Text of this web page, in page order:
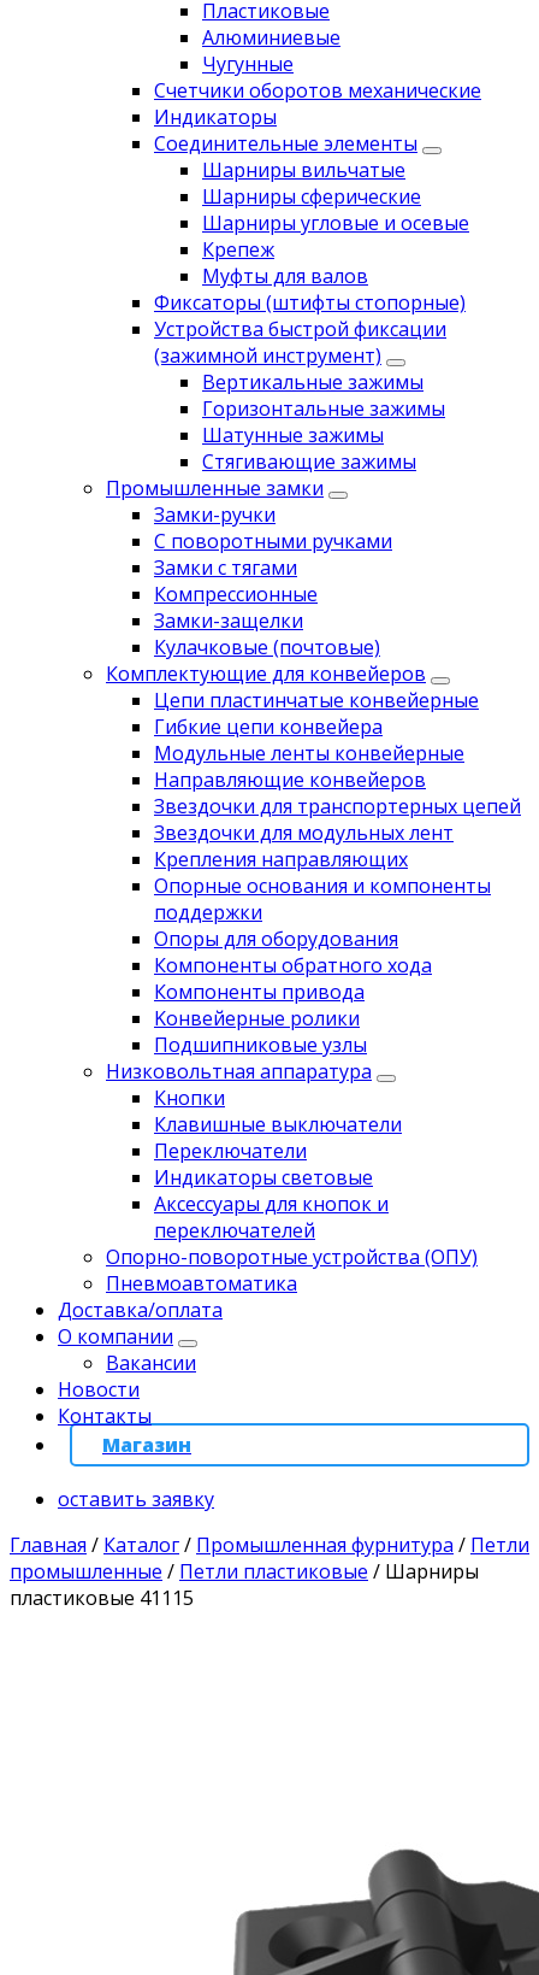
Пластиковые
Алюминиевые
Чугунные
Счетчики оборотов механические
Индикаторы
Соединительные элементы
Шарниры вильчатые
Шарниры сферические
Шарниры угловые и осевые
Крепеж
Муфты для валов
Фиксаторы (штифты стопорные)
Устройства быстрой фиксации
(зажимной инструмент)
Вертикальные зажимы
Горизонтальные зажимы
Шатунные зажимы
Стягивающие зажимы
Промышленные замки
Замки-ручки
С поворотными ручками
Замки с тягами
Компрессионные
Замки-защелки
Кулачковые (почтовые)
Комплектующие для конвейеров
Цепи пластинчатые конвейерные
Гибкие цепи конвейера
Модульные ленты конвейерные
Направляющие конвейеров
Звездочки для транспортерных цепей
Звездочки для модульных лент
Крепления направляющих
Опорные основания и компоненты
поддержки
Опоры для оборудования
Компоненты обратного хода
Компоненты привода
Koнвейерныe pолики
Подшипниковые узлы
Низковольтная аппаратура
Кнопки
Клавишные выключатели
Переключатели
Индикаторы световые
Аксессуары для кнопок и
переключателей
Опорно-поворотные устройства (ОПУ)
Пневмоавтоматика
Доставка/оплата
О компании
Вакансии
Новости
Контакты
Магазин
оставить заявку
Главная / Каталог/ Промышленная фурнитура / Петли
промышленные / Петли пластиковые / Шарниры
пластиковые 41115